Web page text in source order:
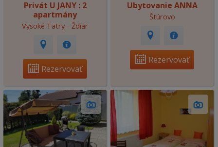
Privát U JANY : 2
apartmány
Vysoké Tatry - Ždiar
Rezervovať
Ubytovanie ANNA
Štúrovo
Rezervovať